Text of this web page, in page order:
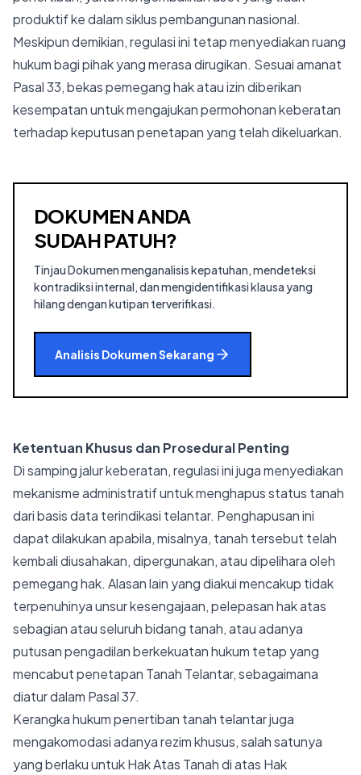
produktif ke dalam siklus pembangunan nasional.
Meskipun demikian, regulasi ini tetap menyediakan ruang
hukum bagi pihak yang merasa dirugikan. Sesuai amanat
Pasal 33, bekas pemegang hak atau izin diberikan
kesempatan untuk mengajukan permohonan keberatan
terhadap keputusan penetapan yang telah dikeluarkan.
DOKUMEN ANDA
SUDAH PATUH?
Tinjau Dokumen menganalisis kepatuhan, mendeteksi
kontradiksi internal, dan mengidentifikasi klausa yang
hilang dengan kutipan terverifikasi.
Analisis Dokumen Sekarang
Ketentuan Khusus dan Prosedural Penting
Di samping jalur keberatan, regulasi ini juga menyediakan
mekanisme administratif untuk menghapus status tanah
dari basis data terindikasi telantar. Penghapusan ini
dapat dilakukan apabila, misalnya, tanah tersebut telah
kembali diusahakan, dipergunakan, atau dipelihara oleh
pemegang hak. Alasan lain yang diakui mencakup tidak
terpenuhinya unsur kesengajaan, pelepasan hak atas
sebagian atau seluruh bidang tanah, atau adanya
putusan pengadilan berkekuatan hukum tetap yang
mencabut penetapan Tanah Telantar, sebagaimana
diatur dalam Pasal 37.
Kerangka hukum penertiban tanah telantar juga
mengakomodasi adanya rezim khusus, salah satunya
yang berlaku untuk Hak Atas Tanah di atas Hak